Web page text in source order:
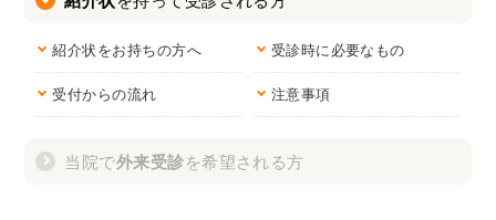
紹介状をお持ちの方へ 受診時に 必要なもの
受付からの流れ 注意事項
当院で外来受診を希望される方